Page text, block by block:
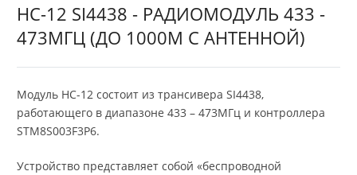
HC-12 SI4438 - РАДИОМОДУЛЬ 433 -
473МГЦ (ДО 1000М С АНТЕННОЙ)
Модуль HC-12 состоит из трансивера SI4438,
работающего в диапазоне 433 – 473МГц и контроллера
STM8S003F3P6.
Устройство представляет собой «беспроводной